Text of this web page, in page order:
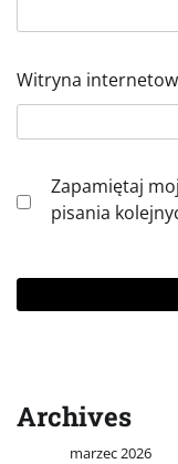
Witryna
Zapamiętaj
pisania
Archives
marzec 2026